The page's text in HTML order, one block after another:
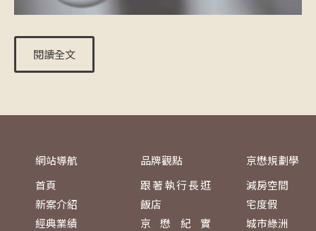
閱讀全文
網站導航
首頁
新案介紹
經典業績
品牌觀點
跟著執行長逛
飯店
京懋紀實
京懋規劃學
減房空間
宅度假
城市綠洲